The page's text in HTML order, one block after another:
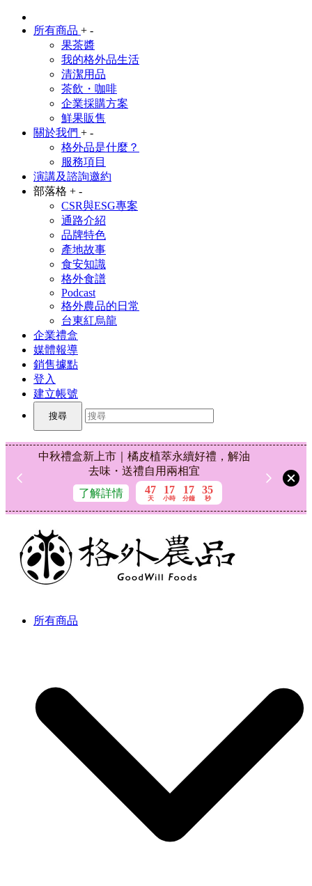
所有商品 + -
果茶醬
我的格外品生活
清潔用品
茶飲・咖啡
企業採購方案
鮮果販售
關於我們 + -
格外品是什麼？
服務項目
演講及諮詢邀約
部落格 + -
CSR與ESG專案
通路介紹
品牌特色
產地故事
食安知識
格外食譜
Podcast
格外農品的日常
台東紅烏龍
企業禮盒
媒體報導
銷售據點
登入
建立帳號
搜尋
中秋禮盒新上市｜橘皮植萃永續好禮，解油
去味・送禮自用兩相宜
了解詳情
47
天
17
小時
17
分鐘
34
秒
所有商品